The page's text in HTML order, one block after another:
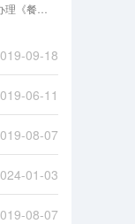
《餐饮
可证》
营越来
倍时
跑多个
09-18
06-11
08-07
01-03
08-07